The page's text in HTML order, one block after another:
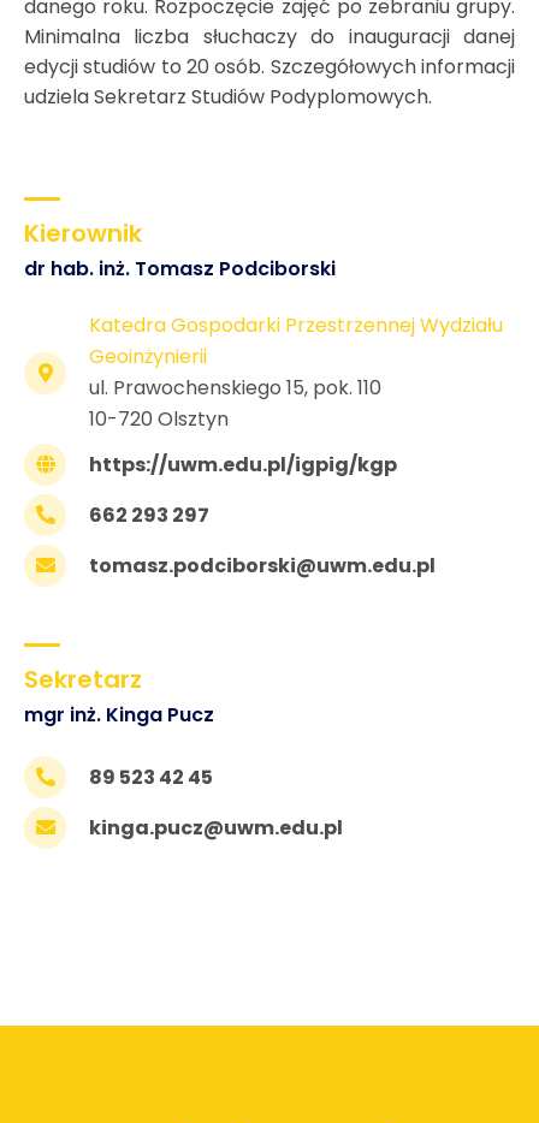
danego roku. Rozpoczęcie zajęć po zebraniu grupy.
Minimalna liczba słuchaczy do inauguracji danej
edycji studiów to 20 osób. Szczegółowych informacji
udziela Sekretarz Studiów Podyplomowych.
Kierownik
dr hab. inż. Tomasz Podciborski
Katedra Gospodarki Przestrzennej Wydziału
Geoinżynierii
ul. Prawochenskiego 15, pok. 110
10-720 Olsztyn
https://uwm.edu.pl/igpig/kgp
662 293 297
tomasz.podciborski@uwm.edu.pl
Sekretarz
mgr inż. Kinga Pucz
89 523 42 45
kinga.pucz@uwm.edu.pl